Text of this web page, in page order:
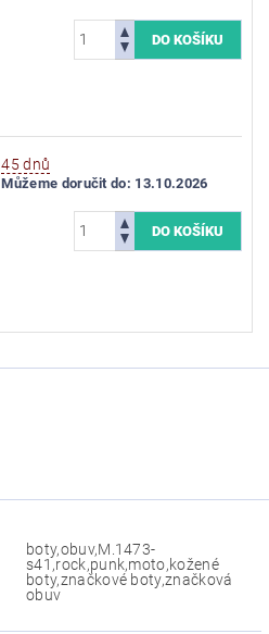
45 dnů
Můžeme doručit do: 13.10.2026
boty,obuv,M.1473-
s41,rock,punk,moto,kožené
boty,značkové boty,značková
obuv